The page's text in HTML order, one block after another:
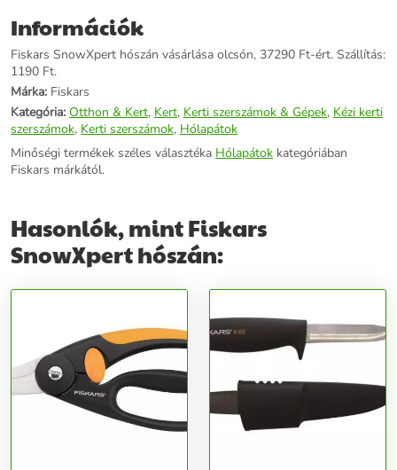
Információk
Fiskars SnowXpert hószán vásárlása olcsón, 37290 Ft-ért. Szállítás:
1190 Ft.
Márka: Fiskars
Kategória: Otthon & Kert, Kert, Kerti szerszámok & Gépek, Kézi kerti
szerszámok, Kerti szerszámok, Hólapátok
Minőségi termékek széles választéka Hólapátok kategóriában
Fiskars márkától.
Hasonlók, mint Fiskars
SnowXpert hószán: